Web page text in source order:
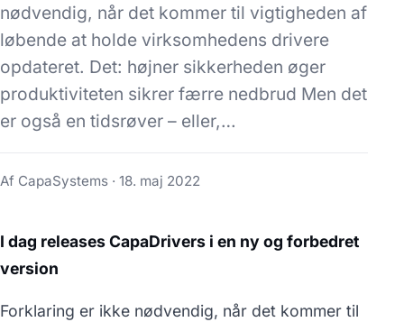
nødvendig, når det kommer til vigtigheden af
løbende at holde virksomhedens drivere
opdateret. Det: højner sikkerheden øger
produktiviteten sikrer færre nedbrud Men det
er også en tidsrøver – eller,…
Af CapaSystems · 18. maj 2022
I dag releases CapaDrivers i en ny og forbedret
version
Forklaring er ikke nødvendig, når det kommer til